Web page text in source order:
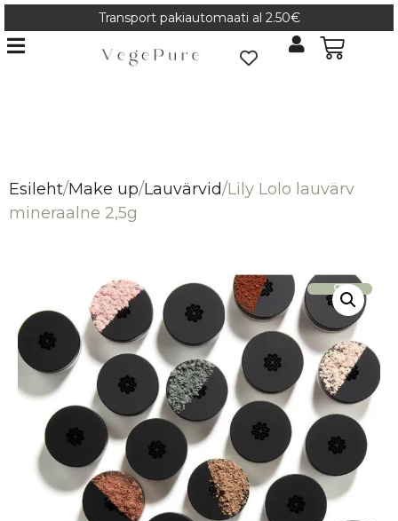
Transport pakiautomaati al 2.50€
Esileht/Make up/Lauvärvid/Lily Lolo lauvärv
mineraalne 2,5g